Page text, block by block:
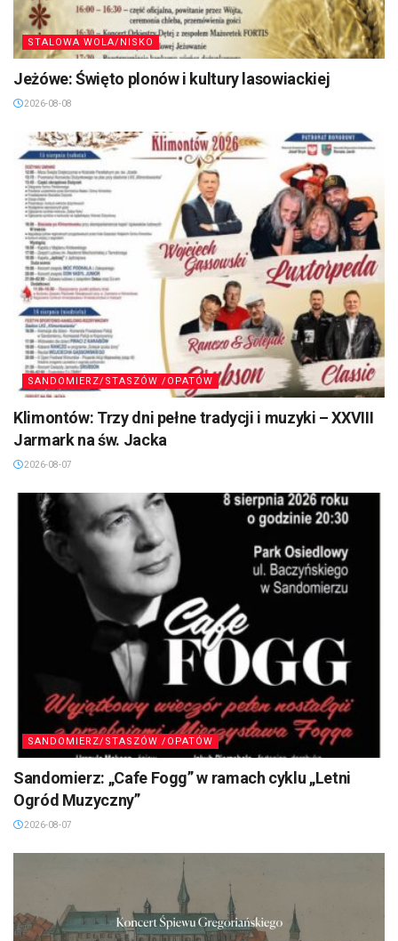
STALOWA WOLA/NISKO
Jeżówe: Święto plonów i kultury lasowiackiej
2026-08-08
SANDOMIERZ/STASZÓW /OPATÓW
Klimontów: Trzy dni pełne tradycji i muzyki – XXVIII
Jarmark na św. Jacka
2026-08-07
SANDOMIERZ/STASZÓW /OPATÓW
Sandomierz: „Cafe Fogg” w ramach cyklu „Letni
Ogród Muzyczny”
2026-08-07